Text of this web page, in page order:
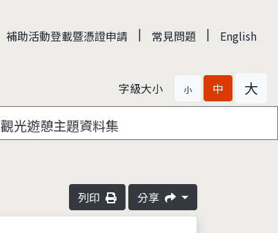
補助活動登載暨憑證申請 | 常見問題 | English
字級大小 小 中 大
觀光遊憩主題資料集
列印 分享